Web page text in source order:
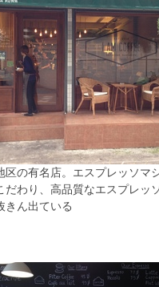
区の有名店。エスプレッソマ
だわり、高品質なエスプレッ
きん出ている